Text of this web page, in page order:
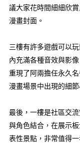
議大家花時間細細欣
漫畫封面。
三樓有許多遊戲可以
內充滿各種音效與影
重現了阿兩擔任永久
漫畫場景中出現的細
最後，一樓是社區交
與角色結合，在展示
表性景點，非常值得